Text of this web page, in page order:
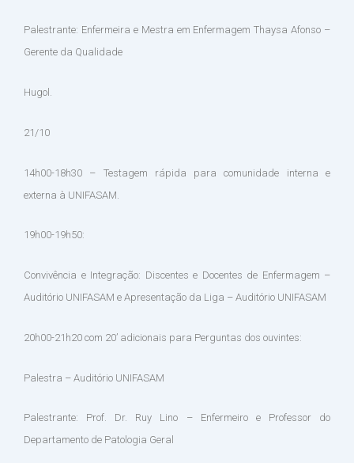
Palestrante: Enfermeira e Mestra em Enfermagem Thaysa Afonso –
Gerente da Qualidade
Hugol.
21/10
14h00-18h30 – Testagem rápida para comunidade interna e
externa à UNIFASAM.
19h00-19h50:
Convivência e Integração: Discentes e Docentes de Enfermagem –
Auditório UNIFASAM e Apresentação da Liga – Auditório UNIFASAM
20h00-21h20 com 20’ adicionais para Perguntas dos ouvintes:
Palestra – Auditório UNIFASAM
Palestrante: Prof. Dr. Ruy Lino – Enfermeiro e Professor do
Departamento de Patologia Geral